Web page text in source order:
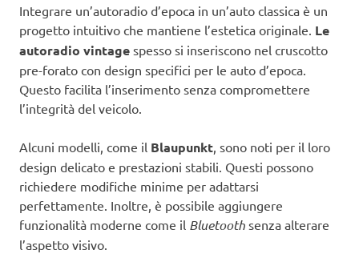
Integrare un’autoradio d’epoca in un’auto classica è un
progetto intuitivo che mantiene l’estetica originale. Le
autoradio vintage spesso si inseriscono nel cruscotto
pre-forato con design specifici per le auto d’epoca.
Questo facilita l’inserimento senza compromettere
l’integrità del veicolo.
Alcuni modelli, come il Blaupunkt, sono noti per il loro
design delicato e prestazioni stabili. Questi possono
richiedere modifiche minime per adattarsi
perfettamente. Inoltre, è possibile aggiungere
funzionalità moderne come il Bluetooth senza alterare
l’aspetto visivo.